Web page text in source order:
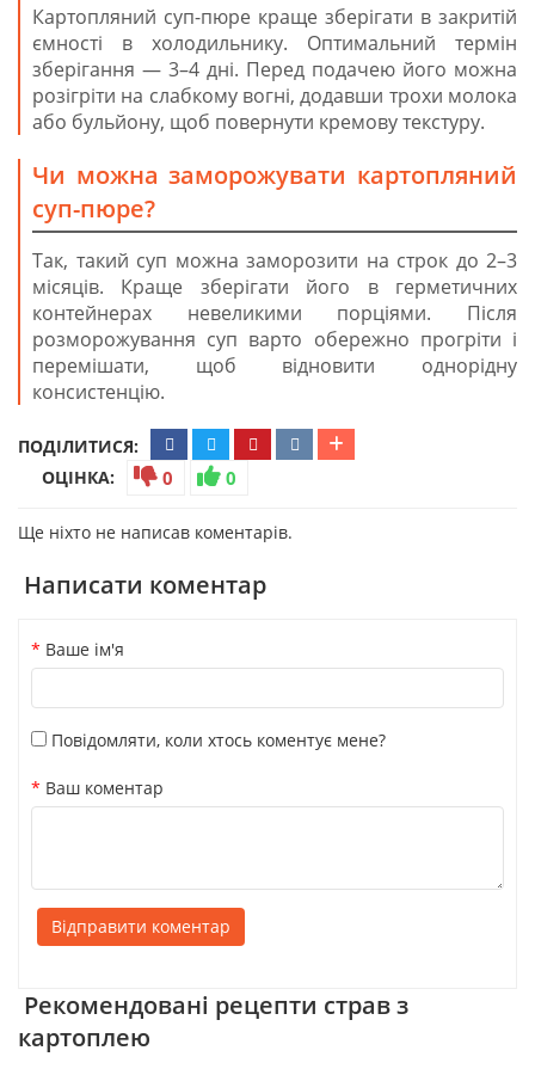
Картопляний суп-пюре краще зберігати в закритій
ємності в холодильнику. Оптимальний термін
зберігання — 3–4 дні. Перед подачею його можна
розігріти на слабкому вогні, додавши трохи молока
або бульйону, щоб повернути кремову текстуру.
Чи можна заморожувати картопляний
суп-пюре?
Так, такий суп можна заморозити на строк до 2–3
місяців. Краще зберігати його в герметичних
контейнерах невеликими порціями. Після
розморожування суп варто обережно прогріти і
перемішати, щоб відновити однорідну
консистенцію.
ПОДІЛИТИСЯ:
ОЦІНКА:
0 0
Ще ніхто не написав коментарів.
Написати коментар
Ваше ім'я
Повідомляти, коли хтось коментує мене?
Ваш коментар
Відправити коментар
Рекомендовані рецепти страв з
картоплею